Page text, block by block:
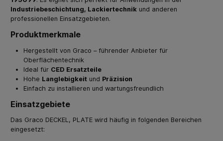
Industriebeschichtung, Lackiertechnik und anderen
professionellen Einsatzgebieten.
Produktmerkmale
Hergestellt von Graco – führender Anbieter für
Oberflächentechnik
Ideal für CED Ersatzteile
Hohe Langlebigkeitund Präzision
Einfach zu installieren und wartungsfreundlich
Einsatzgebiete
Das Graco DECKEL, PLATE wird häufig in folgenden Bereichen
eingesetzt: